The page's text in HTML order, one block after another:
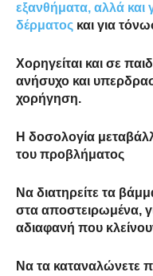
εξανθήματα, αλλά και
δέρματος και για
Χορηγείται και σε
ανήσυχο και
χορήγηση.
Η δοσολογία
του προβλήματος
Να διατηρείτε τα
στα αποστειρωμένα,
αδιαφανή που
Να τα καταναλώνετε